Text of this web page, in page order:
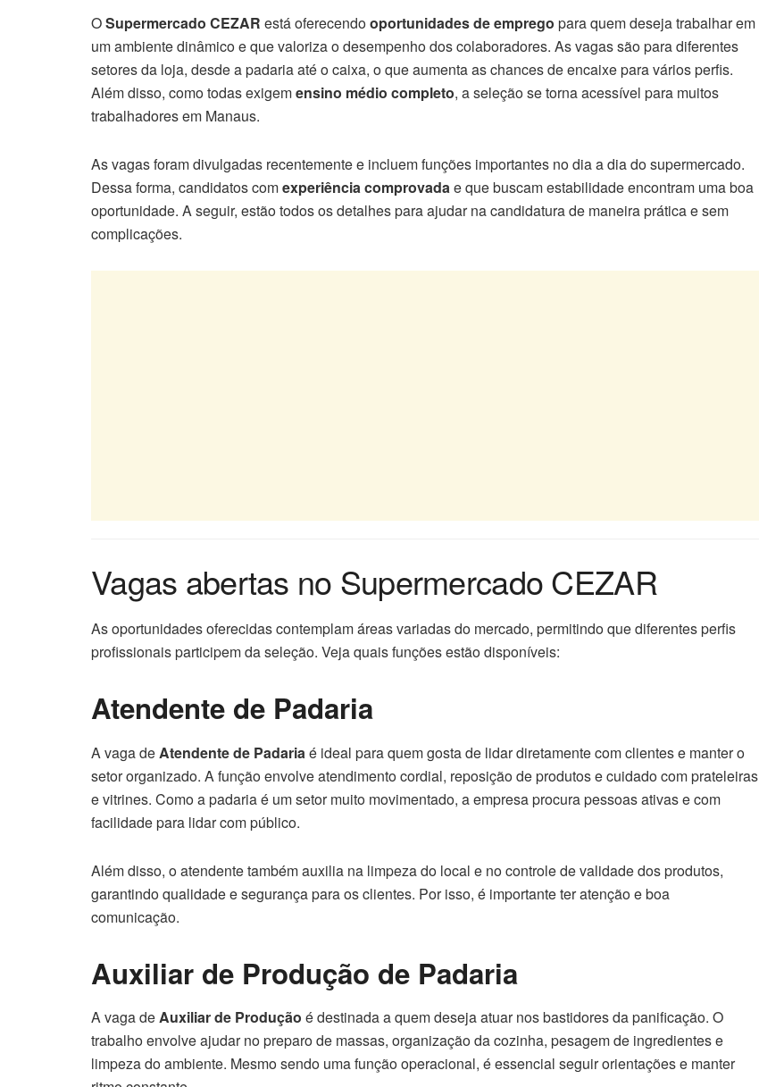
OSupermercado CEZAR está oferecendooportunidades de emprego para quem deseja trabalhar em
um ambiente dinâmico e que valoriza o desempenho dos colaboradores. As vagas são para diferentes
setores da loja, desde a padaria até o caixa, o que aumenta as chances de encaixe para vários perfis.
Além disso, como todas exigemensino médio completo, a seleção se torna acessível para muitos
trabalhadores em Manaus.
As vagas foram divulgadas recentemente e incluem funções importantes no dia a dia do supermercado.
Dessa forma, candidatos comexperiência comprovadae que buscam estabilidade encontram uma boa
oportunidade. A seguir, estão todos os detalhes para ajudar na candidatura de maneira prática e sem
complicações.
Vagas abertas no Supermercado CEZAR
As oportunidades oferecidas contemplam áreas variadas do mercado, permitindo que diferentes perfis
profissionais participem da seleção. Veja quais funções estão disponíveis:
Atendente de Padaria
A vaga deAtendente de Padariaé ideal para quem gosta de lidar diretamente com clientes e manter o
setor organizado. A função envolve atendimento cordial, reposição de produtos e cuidado com prateleiras
e vitrines. Como a padaria é um setor muito movimentado, a empresa procura pessoas ativas e com
facilidade para lidar com público.
Além disso, o atendente também auxilia na limpeza do local e no controle de validade dos produtos,
garantindo qualidade e segurança para os clientes. Por isso, é importante ter atenção e boa
comunicação.
Auxiliar de Produção de Padaria
A vaga deAuxiliar de Produção é destinada a quem deseja atuar nos bastidores da panificação. O
trabalho envolve ajudar no preparo de massas, organização da cozinha, pesagem de ingredientes e
limpeza do ambiente. Mesmo sendo uma função operacional, é essencial seguir orientações e manter